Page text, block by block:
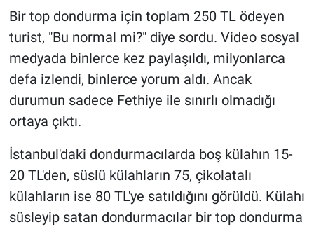
Bir top dondurma için toplam 250 TL ödeyen
turist, "Bu normal mi?" diye sordu. Video sosyal
medyada binlerce kez paylaşıldı, milyonlarca
defa izlendi, binlerce yorum aldı. Ancak
durumun sadece Fethiye ile sınırlı olmadığı
ortaya çıktı.
İstanbul'daki dondurmacılarda boş külahın 15-
20 TL'den, süslü külahların 75, çikolatalı
külahların ise 80 TL'ye satıldığını görüldü. Külahı
süsleyip satan dondurmacılar bir top dondurma